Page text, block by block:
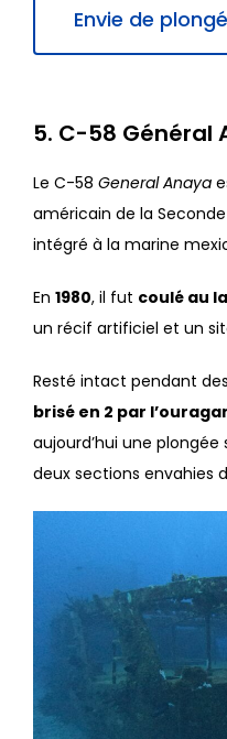
Envie de
5. C-58 Général
Le C-58 General Anaya
américain de la
intégré à la marine
En 1980, il fut coulé au
un récif artificiel et un
Resté intact pendant
brisé en 2 par
aujourd’hui une
deux sections envahies